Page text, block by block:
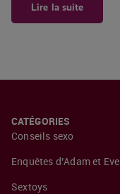
Lire la suite
CATÉGORIES
Conseils sexo
Enquêtes d’Adam et Eve
Sextoys